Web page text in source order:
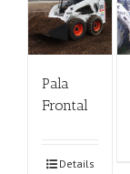
Pala
Frontal
Details